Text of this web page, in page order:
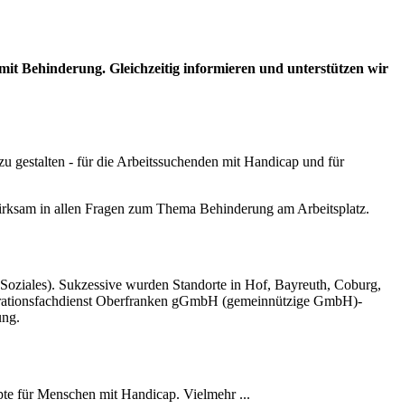
Behinderung. Gleichzeitig informieren und unterstützen wir
gestalten - für die Arbeitssuchenden mit Handicap und für
in allen Fragen zum Thema Behinderung am Arbeitsplatz.
Sukzessive wurden Standorte in Hof, Bayreuth, Coburg,
Oberfranken gGmbH (gemeinnützige GmbH)-
für Menschen mit Handicap. Vielmehr ...